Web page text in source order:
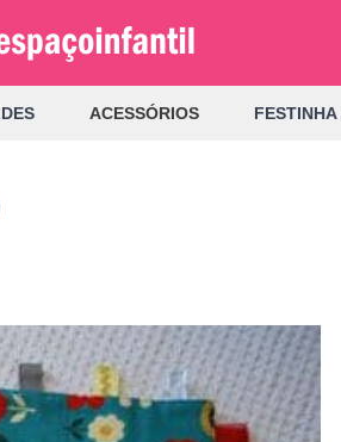
ACESSÓRIOS FESTINHA